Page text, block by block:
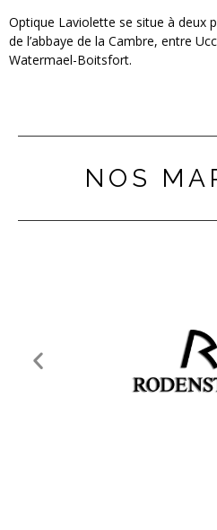
Optique Laviolette se situe à deux
de l’abbaye de la Cambre, entre
Watermael-Boitsfort.
NOS